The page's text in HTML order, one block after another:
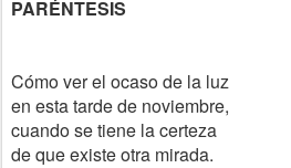
PARÉNTESIS
Cómo ver el ocaso de la luz
en esta tarde de noviembre,
cuando se tiene la certeza
de que existe otra mirada.